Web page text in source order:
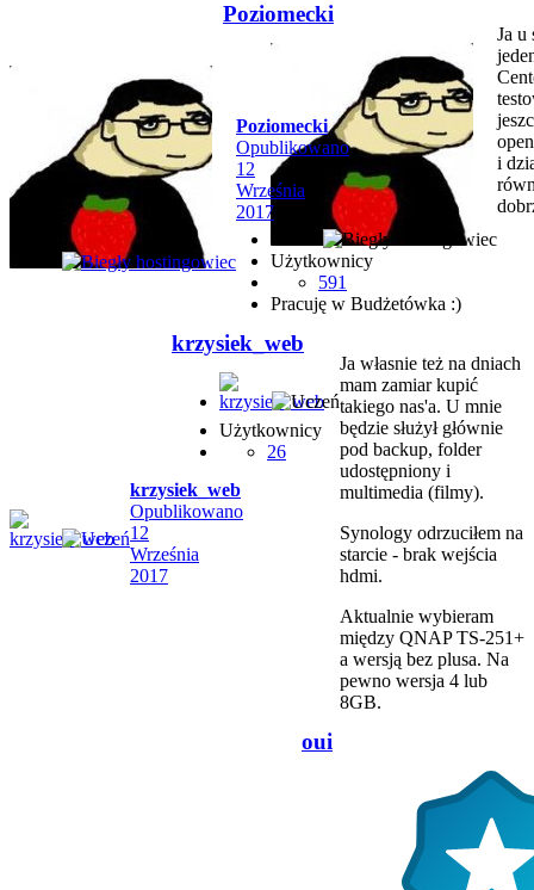
Poziomecki
Opublikowano
12
Września
2017
Poziomecki
Użytkownicy
591
Pracuję w Budżetówka :)
Ja u
i
krzysiek_web
Opublikowano
12
Września
2017
krzysiek_web
Użytkownicy
26
Ja własnie też na dniach
mam zamiar kupić
takiego nas'a. U mnie
będzie służył głównie
pod backup, folder
udostępniony i
multimedia (filmy).
Synology odrzuciłem na
starcie - brak wejścia
hdmi.
Aktualnie wybieram
między QNAP TS-251+
a wersją bez plusa. Na
pewno wersja 4 lub
8GB.
oui